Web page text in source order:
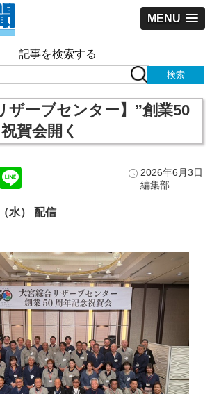
MENU
記事を検索する
ザーブセンター】”創業50
賀会開く
2026年6月3日
編集部
Hatena
水） 配信